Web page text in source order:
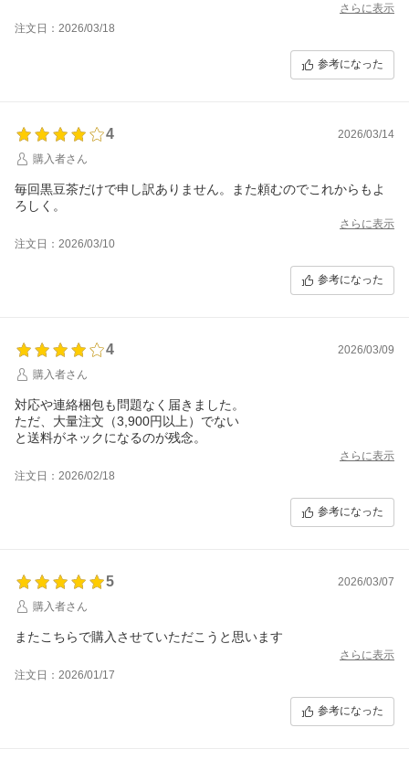
さらに表示
注文日：2026/03/18
参考になった
4
2026/03/14
購入者さん
毎回黒豆茶だけで申し訳ありません。また頼むのでこれからもよ
ろしく。
さらに表示
注文日：2026/03/10
参考になった
4
2026/03/09
購入者さん
対応や連絡梱包も問題なく届きました。
ただ、大量注文（3,900円以上）でない
さらに表示
注文日：2026/02/18
参考になった
5
2026/03/07
購入者さん
またこちらで購入させていただこうと思います
さらに表示
注文日：2026/01/17
参考になった